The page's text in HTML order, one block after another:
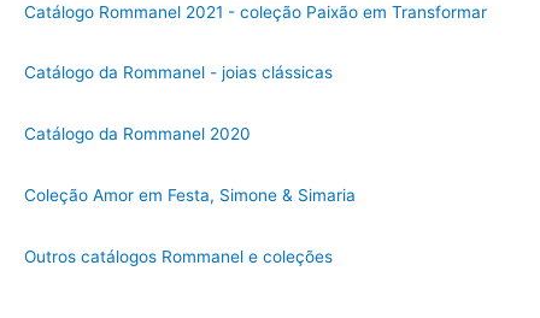
Catálogo Rommanel 2021 - coleção Paixão em Transformar
Catálogo da Rommanel - joias clássicas
Catálogo da Rommanel 2020
Coleção Amor em Festa, Simone & Simaria
Outros catálogos Rommanel e coleções